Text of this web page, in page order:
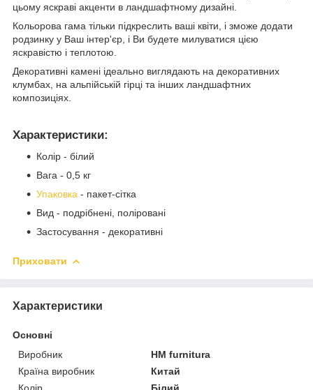
цьому яскраві акценти в ландшафтному дизайні.
Кольорова гама тільки підкреслить ваші квіти, і зможе додати
родзинку у Ваш інтер'єр, і Ви будете милуватися цією
яскравістю і теплотою.
Декоративні камені ідеально виглядають на декоративних
клумбах, на альпійській гірці та інших ландшафтних
композиціях.
Характеристики:
Колір - білий
Вага - 0,5 кг
Упаковка - пакет-сітка
Вид - подрібнені, поліровані
Застосування - декоративні
Приховати
Характеристики
Основні
Виробник
HM furnitura
Країна виробник
Китай
Колір
Білий